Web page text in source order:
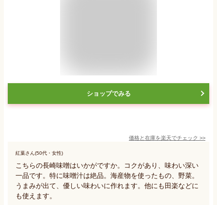
ショップでみる
価格と在庫を楽天でチェック >>
紅葉さん(50代・女性)
こちらの長崎味噌はいかがですか。コクがあり、味わい深い
一品です。特に味噌汁は絶品。海産物を使ったもの、野菜。
うまみが出て、優しい味わいに作れます。他にも田楽などに
も使えます。